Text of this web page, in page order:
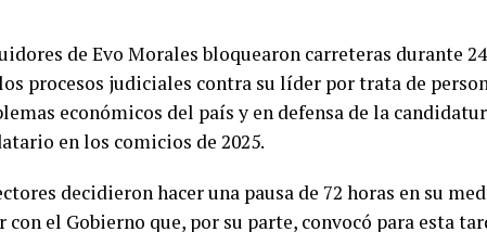
de Evo Morales bloquearon carreteras durante
procesos judiciales contra su líder por trata de
económicos del país y en defensa de la
en los comicios de 2025.
decidieron hacer una pausa de 72 horas en su
con el Gobierno que, por su parte, convocó para esta